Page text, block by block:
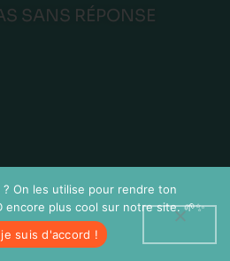
SANS RÉPONSE
On les utilise pour rendre ton
encore plus cool sur notre site. 🌱✨
suis d'accord !